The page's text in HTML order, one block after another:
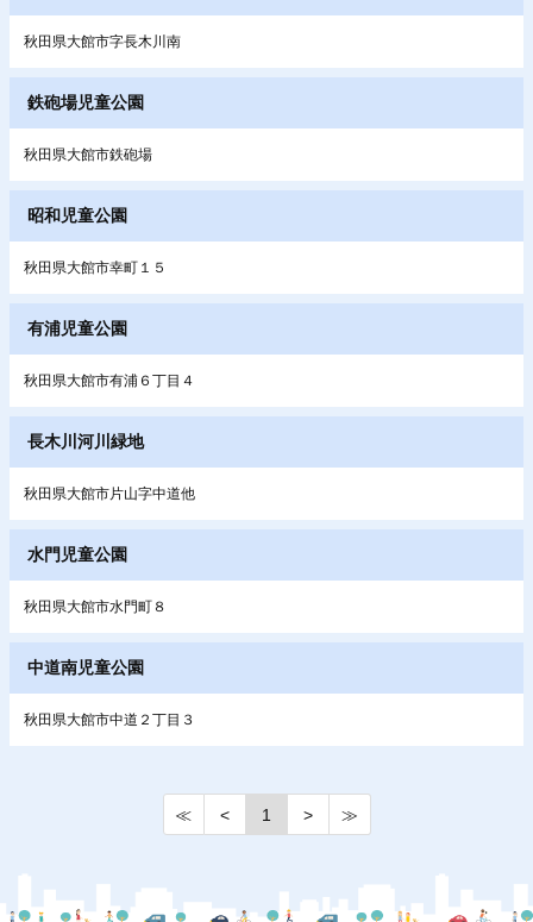
秋田県大館市字長木川南
鉄砲場児童公園
秋田県大館市鉄砲場
昭和児童公園
秋田県大館市幸町１５
有浦児童公園
秋田県大館市有浦６丁目４
長木川河川緑地
秋田県大館市片山字中道他
水門児童公園
秋田県大館市水門町８
中道南児童公園
秋田県大館市中道２丁目３
≪ < 1 > ≫